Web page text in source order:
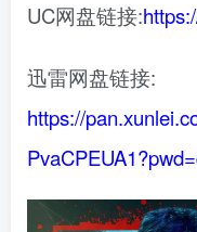
UC网盘链接:
迅雷网盘链接:
https://